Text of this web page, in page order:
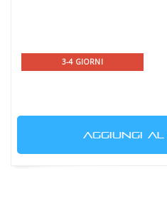
3-4 GIORNI
AGGIUNGI